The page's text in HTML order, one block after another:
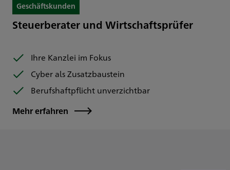
Geschäftskunden
Steuerberater und Wirtschaftsprüfer
Ihre Kanzlei im Fokus
Cyber als Zusatzbaustein
Berufshaftpflicht unverzichtbar
Mehr erfahren